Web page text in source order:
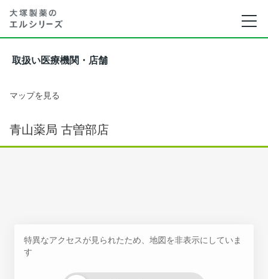
取扱い医療機関・店舗
マップを見る
青山薬局 古曽部店
特異なアクセスが見られたため、地図を非表示にしていま
す